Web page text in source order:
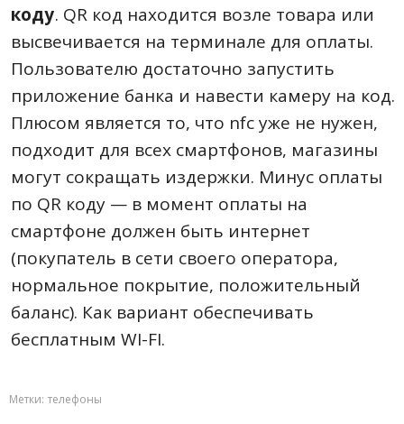
коду. QR код находится возле товара или
высвечивается на терминале для оплаты.
Пользователю достаточно запустить
приложение банка и навести камеру на код.
Плюсом является то, что nfc уже не нужен,
подходит для всех смартфонов, магазины
могут сокращать издержки. Минус оплаты
по QR коду — в момент оплаты на
смартфоне должен быть интернет
(покупатель в сети своего оператора,
нормальное покрытие, положительный
баланс). Как вариант обеспечивать
бесплатным WI-FI.
Метки: телефоны